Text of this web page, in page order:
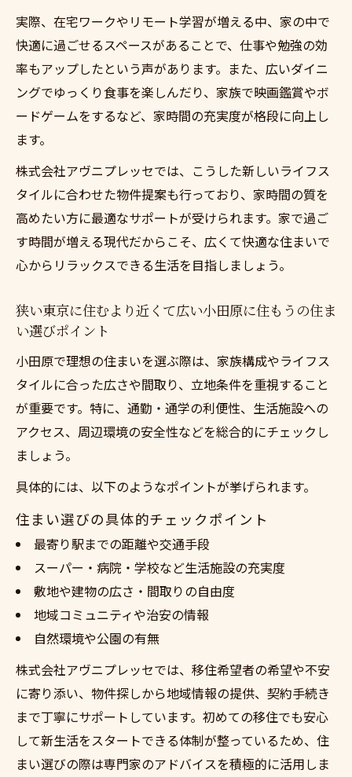
実際、在宅ワークやリモート学習が増える中、家の中で
快適に過ごせるスペースがあることで、仕事や勉強の効
率もアップしたという声があります。また、広いダイニ
ングでゆっくり食事を楽しんだり、家族で映画鑑賞やボ
ードゲームをするなど、家時間の充実度が格段に向上し
ます。
株式会社アヴニプレッセでは、こうした新しいライフス
タイルに合わせた物件提案も行っており、家時間の質を
高めたい方に最適なサポートが受けられます。家で過ご
す時間が増える現代だからこそ、広くて快適な住まいで
心からリラックスできる生活を目指しましょう。
狭い東京に住むより近くて広い小田原に住もうの住ま
い選びポイント
小田原で理想の住まいを選ぶ際は、家族構成やライフス
タイルに合った広さや間取り、立地条件を重視すること
が重要です。特に、通勤・通学の利便性、生活施設への
アクセス、周辺環境の安全性などを総合的にチェックし
ましょう。
具体的には、以下のようなポイントが挙げられます。
住まい選びの具体的チェックポイント
最寄り駅までの距離や交通手段
スーパー・病院・学校など生活施設の充実度
敷地や建物の広さ・間取りの自由度
地域コミュニティや治安の情報
自然環境や公園の有無
株式会社アヴニプレッセでは、移住希望者の希望や不安
に寄り添い、物件探しから地域情報の提供、契約手続き
まで丁寧にサポートしています。初めての移住でも安心
して新生活をスタートできる体制が整っているため、住
まい選びの際は専門家のアドバイスを積極的に活用しま